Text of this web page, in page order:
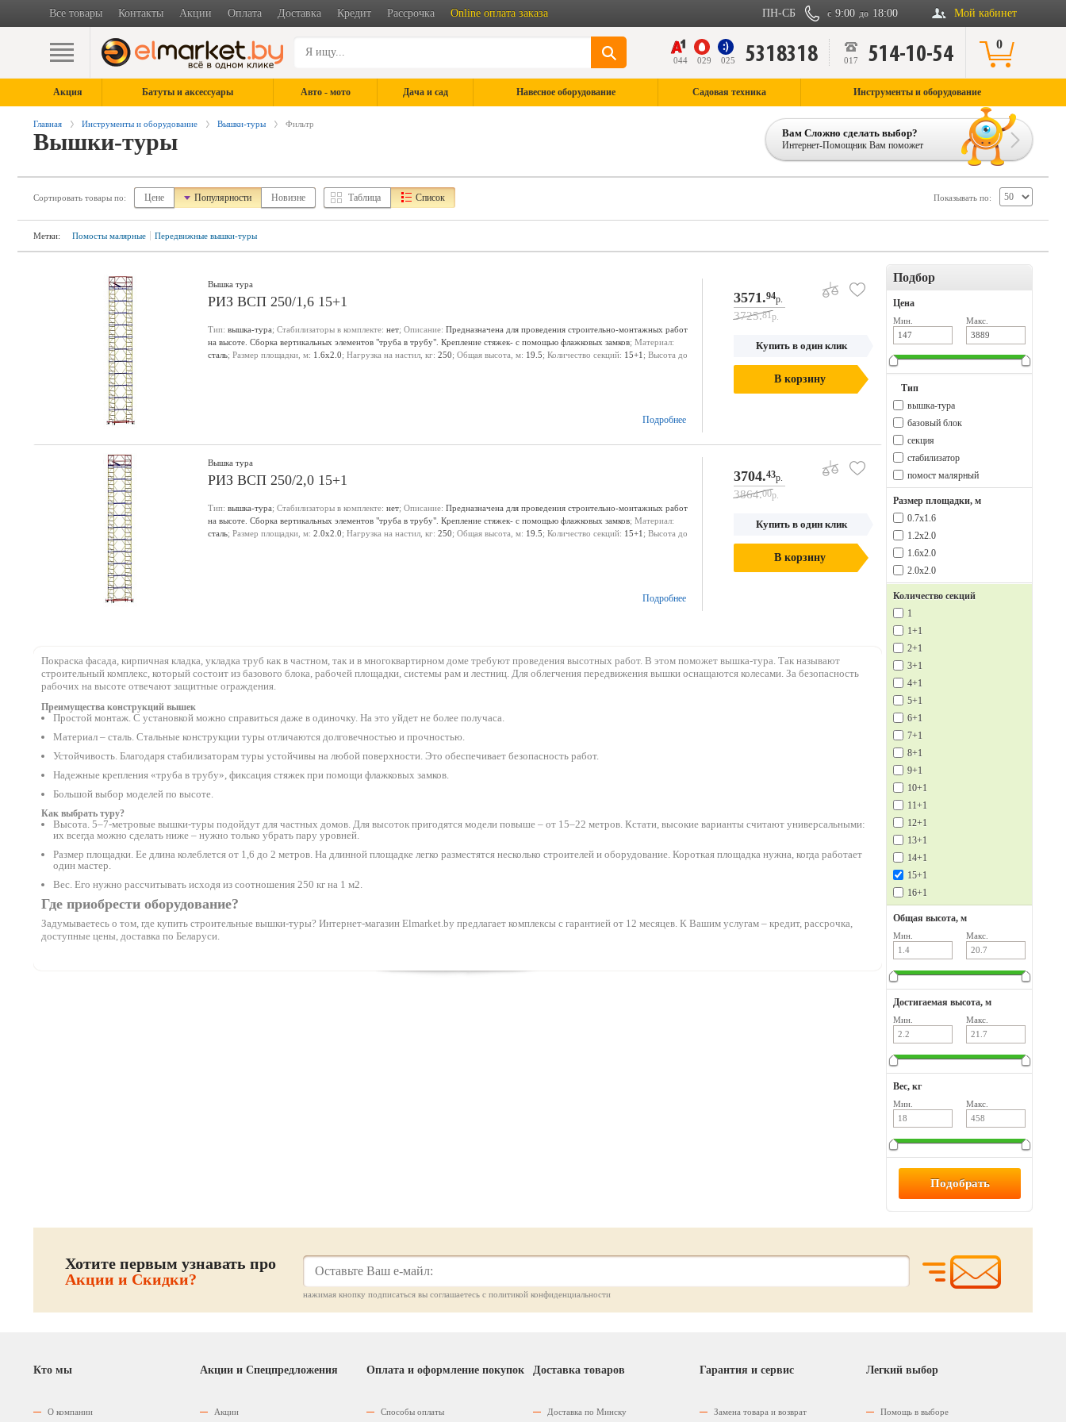
Все товары Контакты Акции Оплата Доставка Кредит Рассрочка Online оплата заказа Мой кабинет
с 9:00 до 18:00
ПН-СБ
044 029 025 5318318 017 514-10-54 0
Акция Батуты и аксессуары Авто - мото Дача и сад Навесное оборудование Садовая техника Инструменты и оборудование
Главная Инструменты и оборудование Вышки-туры Фильтр
Вышки-туры Вам Сложно сделать выбор?
Интернет-Помощник Вам поможет
Сортировать товары по: Цене Популярности Новизне Таблица Список Показывать по:
Метки: Помосты малярные Передвижные вышки-туры
Вышка тура
РИЗ ВСП 250/1,6 15+1
Тип: вышка-тура; Стабилизаторы в комплекте: нет; Описание: Предназначена для проведения строительно-монтажных работ
на высоте. Сборка вертикальных элементов "труба в трубу". Крепление стяжек- с помощью флажковых замков; Материал:
сталь; Размер площадки, м: 1.6х2.0; Нагрузка на настил, кг: 250; Общая высота, м: 19.5; Количество секций: 15+1 ; Высота до
Подробнее
3571.94р.
3725.81р.
Купить в один клик
В корзину
Вышка тура
РИЗ ВСП 250/2,0 15+1
Тип: вышка-тура; Стабилизаторы в комплекте: нет; Описание: Предназначена для проведения строительно-монтажных работ
на высоте. Сборка вертикальных элементов "труба в трубу". Крепление стяжек- с помощью флажковых замков; Материал:
сталь; Размер площадки, м: 2.0х2.0; Нагрузка на настил, кг: 250; Общая высота, м: 19.5; Количество секций: 15+1 ; Высота до
Подробнее
3704.43р.
3864.00р.
Купить в один клик
В корзину
Покраска фасада, кирпичная кладка, укладка труб как в частном, так и в многоквартирном доме требуют проведения высотных работ. В этом поможет вышка-тура. Так называют
строительный комплекс, который состоит из базового блока, рабочей площадки, системы рам и лестниц. Для облегчения передвижения вышки оснащаются колесами. За безопасность
рабочих на высоте отвечают защитные ограждения.
Преимущества конструкций вышек
Простой монтаж. С установкой можно справиться даже в одиночку. На это уйдет не более получаса.
Материал – сталь. Стальные конструкции туры отличаются долговечностью и прочностью.
Устойчивость. Благодаря стабилизаторам туры устойчивы на любой поверхности. Это обеспечивает безопасность работ.
Надежные крепления «труба в трубу», фиксация стяжек при помощи флажковых замков.
Большой выбор моделей по высоте.
Как выбрать туру?
Высота. 5–7-метровые вышки-туры подойдут для частных домов. Для высоток пригодятся модели повыше – от 15–22 метров. Кстати, высокие варианты считают универсальными:
их всегда можно сделать ниже – нужно только убрать пару уровней.
Размер площадки. Ее длина колеблется от 1,6 до 2 метров. На длинной площадке легко разместятся несколько строителей и оборудование. Короткая площадка нужна, когда работает
один мастер.
Вес. Его нужно рассчитывать исходя из соотношения 250 кг на 1 м2.
Где приобрести оборудование?
Задумываетесь о том, где купить строительные вышки-туры? Интернет-магазин Elmarket.by предлагает комплексы с гарантией от 12 месяцев. К Вашим услугам – кредит, рассрочка,
доступные цены, доставка по Беларуси.
Подбор
Цена
Мин. Макс.
Тип
вышка-тура
базовый блок
секция
стабилизатор
помост малярный
Размер площадки, м
0.7х1.6
1.2х2.0
1.6х2.0
2.0х2.0
Количество секций
1
1+1
2+1
3+1
4+1
5+1
6+1
7+1
8+1
9+1
10+1
11+1
12+1
13+1
14+1
15+1
16+1
Общая высота, м
Мин. Макс.
Достигаемая высота, м
Мин. Макс.
Вес, кг
Мин. Макс.
Хотите первым узнавать про
Акции и Скидки?
нажимая кнопку подписаться вы соглашаетесь с политикой конфиденциальности
Кто мы
О компании
Акции и Спецпредложения
Акции
Оплата и оформление покупок
Способы оплаты
Доставка товаров
Доставка по Минску
Гарантия и сервис
Замена товара и возврат
Легкий выбор
Помощь в выборе